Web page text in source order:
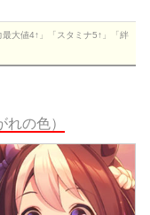
最大値4↑」「スタミナ5↑」「絆
の色）